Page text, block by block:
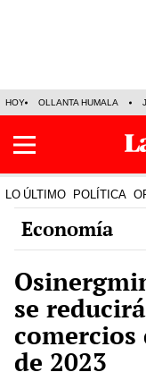
HOY OLLANTA HUMALA
LO ÚLTIMO POLÍTICA
Economía
se
comercios
de 2023